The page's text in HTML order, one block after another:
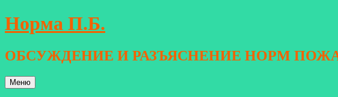
Перейти
к
Норма П.Б.
ОБСУЖДЕНИЕ И РАЗЪЯСНЕНИЕ НОРМ
Меню